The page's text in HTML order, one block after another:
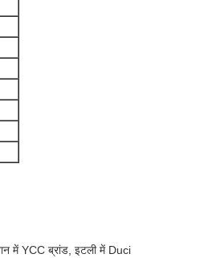
में YCC ब्रांड, इटली में Duci